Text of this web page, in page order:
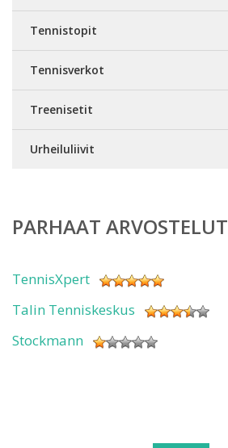
Tennistopit
Tennisverkot
Treenisetit
Urheiluliivit
PARHAAT ARVOSTELUT
TennisXpert
Talin Tenniskeskus
Stockmann